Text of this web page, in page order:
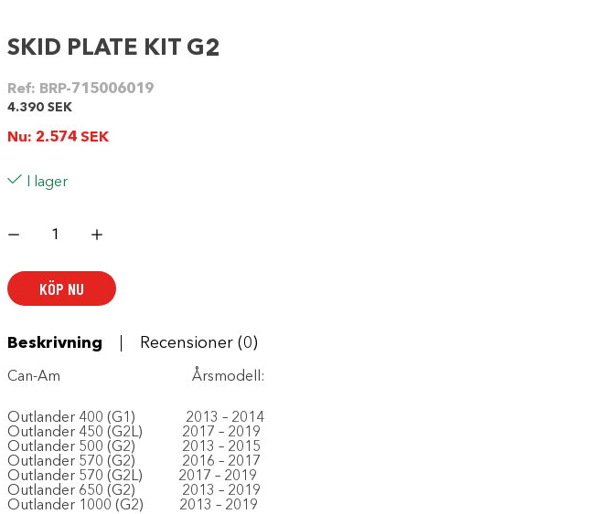
SKID PLATE KIT G2
Ref: BRP-715006019
4.390 SEK
Nu: 2.574 SEK
I lager
PLATE
mängd
KÖP NU
Beskrivning Recensioner (0)
Can-Am Årsmodell:
Outlander 400 (G1) 2013 – 2014
Outlander 450 (G2L) 2017 – 2019
Outlander 500 (G2) 2013 – 2015
Outlander 570 (G2) 2016 – 2017
Outlander 570 (G2L) 2017 – 2019
Outlander 650 (G2) 2013 – 2019
Outlander 1000 (G2) 2013 – 2019